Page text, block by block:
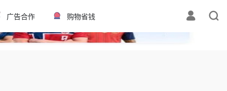
✕
广告合作 购物省钱